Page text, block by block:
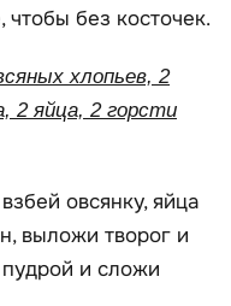
без косточек.
хлопьев, 2
2 яйца, 2 горсти
овсянку, яйца
выложи творог и
пудрой и сложи